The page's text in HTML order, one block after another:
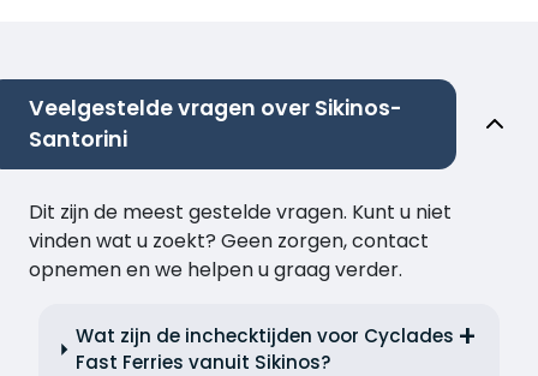
Veelgestelde vragen over Sikinos-
Santorini
Dit zijn de meest gestelde vragen. Kunt u niet
vinden wat u zoekt? Geen zorgen, contact
opnemen en we helpen u graag verder.
Wat zijn de inchecktijden voor Cyclades
Fast Ferries vanuit Sikinos?